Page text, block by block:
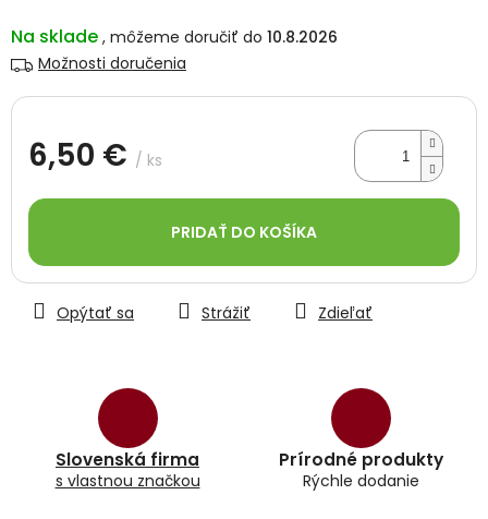
Na sklade
10.8.2026
Možnosti doručenia
6,50 € / ks
cena:
PRIDAŤ DO KOŠÍKA
Slovenská firma
s vlastnou značkou
Prírodné produkty
Rýchle dodanie
Opýtať sa Strážiť Zdieľať
z
5